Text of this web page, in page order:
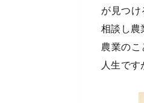
が見つ
相談し農
農業の
人生です